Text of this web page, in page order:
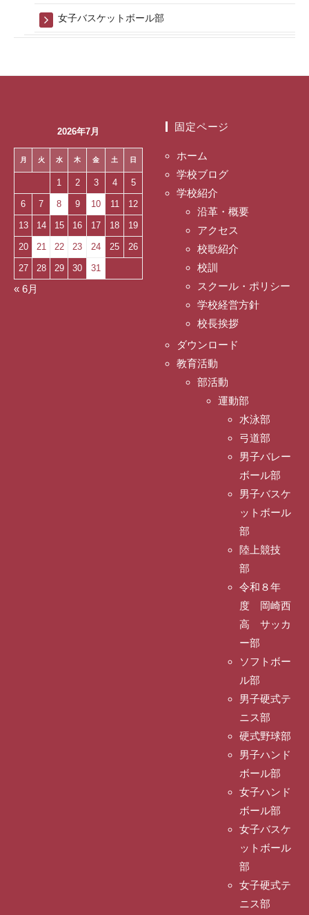
女子バスケットボール部
2026年7月
月 火 水 木 金 土 日
1 2 3 4 5
6 7 8 9 10 11 12
13 14 15 16 17 18 19
20 21 22 23 24 25 26
27 28 29 30 31
« 6月
固定ページ
ホーム
学校ブログ
学校紹介
沿革・概要
アクセス
校歌紹介
校訓
スクール・ポリシー
学校経営方針
校長挨拶
ダウンロード
教育活動
部活動
運動部
水泳部
弓道部
男子バレー
ボール部
男子バスケ
ットボール
部
陸上競技
部
令和８年
度 岡崎西
高 サッカ
ー部
ソフトボー
ル部
男子硬式テ
ニス部
硬式野球部
男子ハンド
ボール部
女子ハンド
ボール部
女子バスケ
ットボール
部
女子硬式テ
ニス部